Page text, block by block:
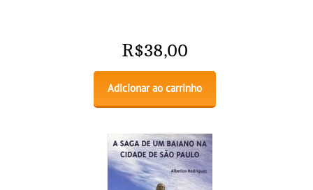
R$38,00
Adicionar ao carrinho